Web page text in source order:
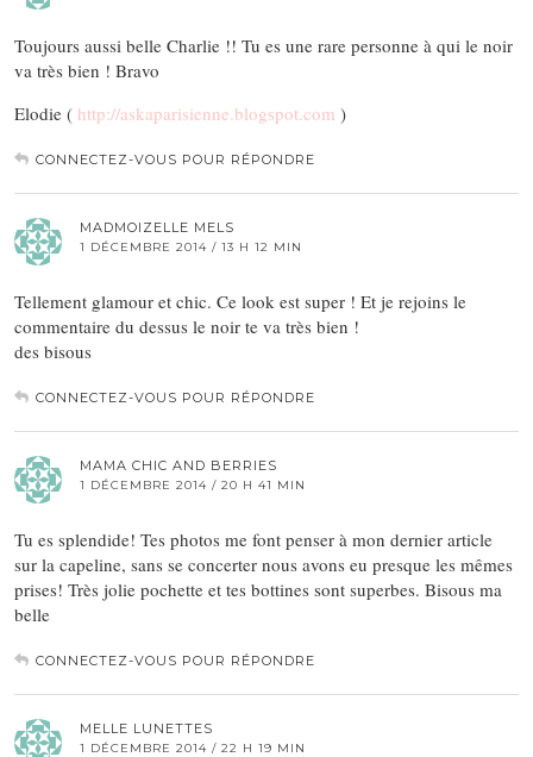
Toujours aussi belle Charlie !! Tu es une rare personne à qui le noir
va très bien ! Bravo
Elodie ( http://askaparisienne.blogspot.com )
CONNECTEZ-VOUS POUR RÉPONDRE
MADMOIZELLE MELS
1 DÉCEMBRE 2014 / 13 H 12 MIN
Tellement glamour et chic. Ce look est super ! Et je rejoins le
commentaire du dessus le noir te va très bien !
des bisous
CONNECTEZ-VOUS POUR RÉPONDRE
MAMA CHIC AND BERRIES
1 DÉCEMBRE 2014 / 20 H 41 MIN
Tu es splendide! Tes photos me font penser à mon dernier article
sur la capeline, sans se concerter nous avons eu presque les mêmes
prises! Très jolie pochette et tes bottines sont superbes. Bisous ma
belle
CONNECTEZ-VOUS POUR RÉPONDRE
MELLE LUNETTES
1 DÉCEMBRE 2014 / 22 H 19 MIN